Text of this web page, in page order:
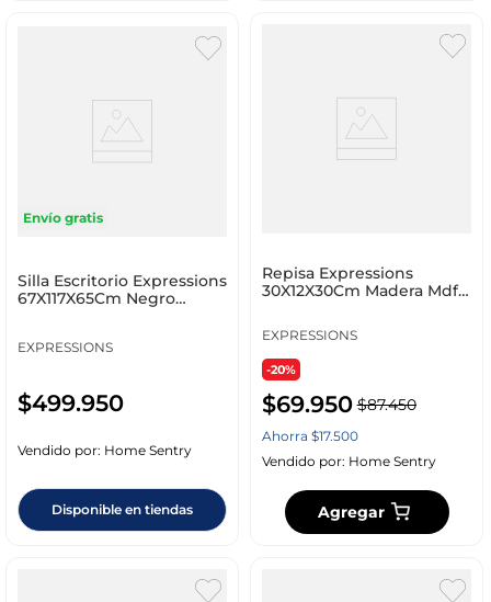
Envío gratis
Silla Escritorio Expressions
67X117X65Cm Negro
EXPRESSIONS
$499.950
Vendido por: Home Sentry
Disponible en tiendas
Repisa Expressions
30X12X30Cm Madera Mdf
EXPRESSIONS
-20%
$69.950 $87.450
Ahorra $17.500
Vendido por: Home Sentry
Agregar